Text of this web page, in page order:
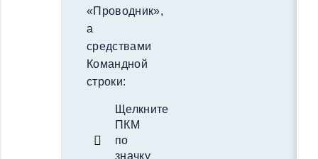
«Проводник»,
а
средствами
Командной
строки:
Щелкните
ПКМ
по
значку